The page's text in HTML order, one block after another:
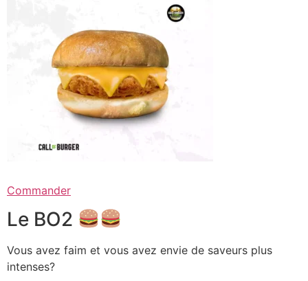
Commander
Le BO2
Vous avez faim et vous avez envie de saveurs plus
intenses?